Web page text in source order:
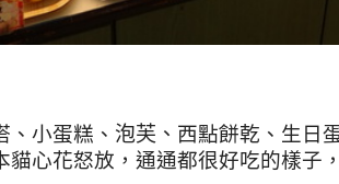
小蛋糕、 泡芙 、 西點餅乾、生日
心花怒放，通通都很好吃的樣子